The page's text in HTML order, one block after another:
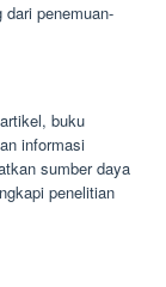
penemuan-
buku
informasi
sumber daya
penelitian